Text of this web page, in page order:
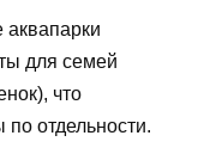
для семей
что
отдельности.